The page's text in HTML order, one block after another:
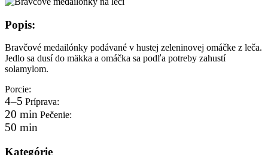
Popis:
Bravčové medailónky podávané v hustej zeleninovej omáčke z leča.
Jedlo sa dusí do mäkka a omáčka sa podľa potreby zahustí
solamylom.
Porcie:
4–5 Príprava:
20 min Pečenie:
50 min
Kategórie